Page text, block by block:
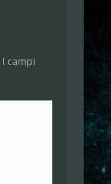
I campi